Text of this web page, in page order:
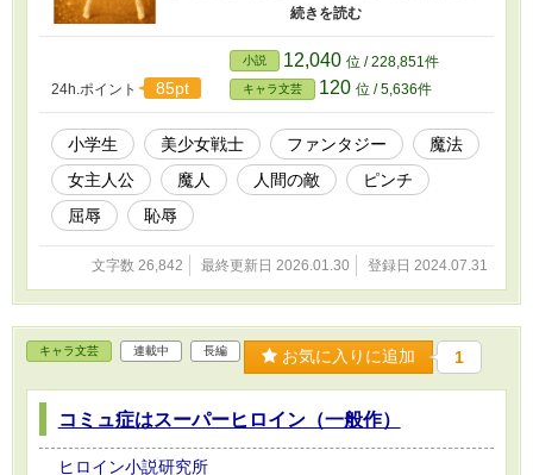
契約をする。将来、結婚をするならヒロインに
ン像に条件を出して、その場を切り抜けるため
に承諾してしまった。ここに、小学生ヒロイン
が誕生した。
24h.ポイント 85pt
小説 12,040 位 / 228,851件
キャラ文芸 120 位 / 5,636件
小学生 美少女戦士 ファンタジー
魔法
女主人公
魔人 人間の敵
ピンチ
屈辱
恥辱
文字数 26,842 最終更新日 2026.01.30 登録日 2024.07.31
キャラ文芸 連載中 長編 お気に入りに追加 1
コミュ症はスーパーヒロイン（一般作）
ヒロイン小説研究所